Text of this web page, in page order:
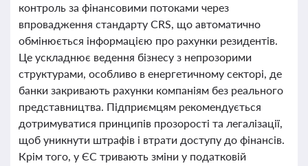
контроль за фінансовими потоками через
впровадження стандарту CRS, що автоматично
обмінюється інформацією про рахунки резидентів.
Це ускладнює ведення бізнесу з непрозорими
структурами, особливо в енергетичному секторі, де
банки закривають рахунки компаніям без реального
представництва. Підприємцям рекомендується
дотримуватися принципів прозорості та легалізації,
щоб уникнути штрафів і втрати доступу до фінансів.
Крім того, у ЄС тривають зміни у податковій